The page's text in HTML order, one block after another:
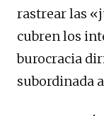
rastrear las
cubren los
burocracia
subordinada